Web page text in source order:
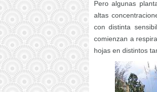
Pero algunas
altas
con distinta
comienzan a
hojas en distintos